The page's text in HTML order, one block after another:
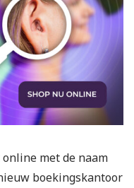
met de naam
boekingskantoor